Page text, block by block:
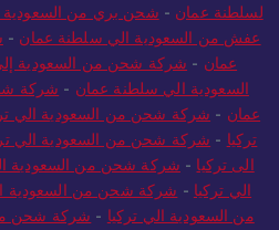
لسلطنة عمان - شحن بري من السعودية
عفش من السعودية الي سلطنة عمان -
عمان - شركة شحن من السعودية
السعودية الي سلطنة عمان - شركة
عمان - شركة شحن من السعودية الي
تركيا - شركة شحن من السعودية الي
الى تركيا - شركة شحن من السعودية
الي تركيا - شركة شحن من السعودية
من السعودية الي تركيا - شركة شحن من